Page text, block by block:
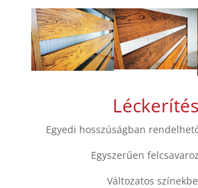
Léckerítés
Egyedi hosszúságban
Egyszerűen
Változatos